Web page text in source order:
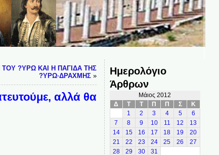
?ΥΡΩ ΚΑΙ Η ΠΑΓΙΔΑ ΤΗΣ
?ΥΡΩ·ΔΡΑΧΜΗΣ»
αλλά θα
Ημερολόγιο
Άρθρων
Μάιος 2012
Δ
Τ Τ Π Π Σ
Κ
1
2 3 4 5
6
7
8 9 10 11 12
13
14
15 16 17 18 19
20
21
22 23 24 25 26
27
28
29 30 31